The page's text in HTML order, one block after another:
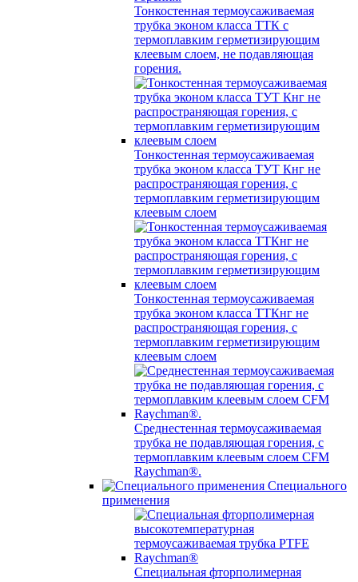
Тонкостенная термоусаживаемая
трубка эконом класса ТТК с
термоплавким герметизирующим
клеевым слоем, не подавляющая
горения.
Тонкостенная термоусаживаемая
трубка эконом класса ТУТ Кнг не
распространяющая горения, с
термоплавким герметизирующим
клеевым слоем
Тонкостенная термоусаживаемая
трубка эконом класса ТТКнг не
распространяющая горения, с
термоплавким герметизирующим
клеевым слоем
Среднестенная термоусаживаемая
трубка не подавляющая горения, с
термоплавким клеевым слоем CFM
Raychman®.
Специального
применения
Специальная фторполимерная